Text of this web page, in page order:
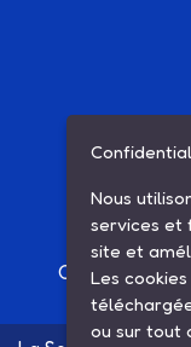
Création site
Nous
services et
site et
Les
ou sur tout